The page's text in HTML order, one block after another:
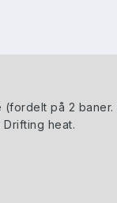
på 2
heat.